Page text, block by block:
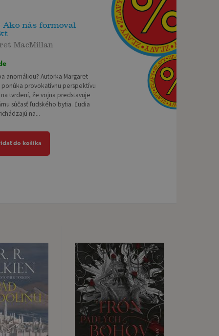
Ako nás formoval
MacMillan
anomáliou? Autorka Margaret
ponúka provokatívnu perspektívu
tvrdení, že vojna predstavuje
súčasť ľudského bytia. Ľudia
na...
do košíka